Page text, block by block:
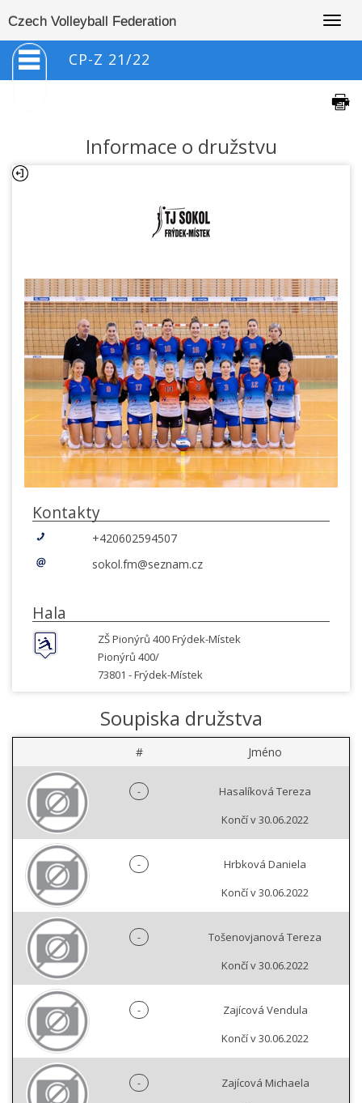
Czech Volleyball Federation
CP-Z 21/22
Informace o družstvu
Kontakty
+420602594507
sokol.fm@seznam.cz
Hala
ZŠ Pionýrů 400 Frýdek-Místek
Pionýrů 400/
73801 -Frýdek-Místek
Soupiska družstva
# Jméno
-
Hasalíková Tereza
Končí v 30.06.2022
-
Hrbková Daniela
Končí v 30.06.2022
-
Tošenovjanová Tereza
Končí v 30.06.2022
-
Zajícová Vendula
Končí v 30.06.2022
-
Zajícová Michaela